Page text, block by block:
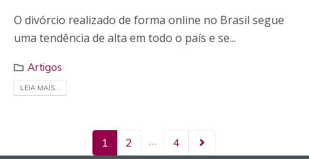
O divórcio realizado de forma online no Brasil segue
uma tendência de alta em todo o país e se...
Artigos
LEIA MAIS...
1 2 … 4